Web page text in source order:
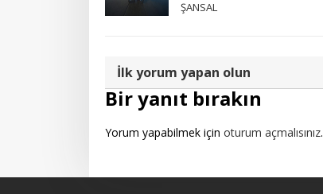
ŞANSAL
İlk yorum yapan olun
Bir yanıt bırakın
Yorum yapabilmek için oturum açmalısınız.